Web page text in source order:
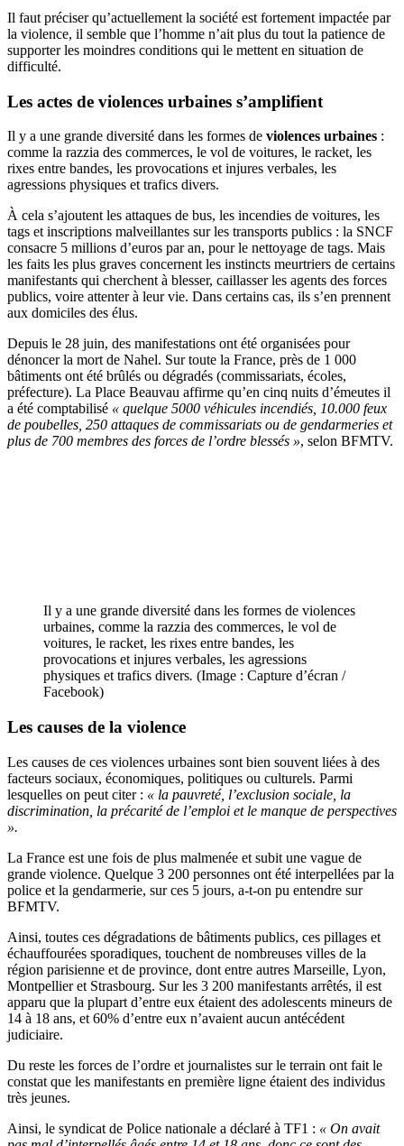
Il faut préciser qu’actuellement la société est fortement impactée par
la violence, il semble que l’homme n’ait plus du tout la patience de
supporter les moindres conditions qui le mettent en situation de
difficulté.
Les actes de violences urbaines s’amplifient
Il y a une grande diversité dans les formes de violences urbaines :
comme la razzia des commerces, le vol de voitures, le racket, les
rixes entre bandes, les provocations et injures verbales, les
agressions physiques et trafics divers.
À cela s’ajoutent les attaques de bus, les incendies de voitures, les
tags et inscriptions malveillantes sur les transports publics : la SNCF
consacre 5 millions d’euros par an, pour le nettoyage de tags. Mais
les faits les plus graves concernent les instincts meurtriers de certains
manifestants qui cherchent à blesser, caillasser les agents des forces
publics, voire attenter à leur vie. Dans certains cas, ils s’en prennent
aux domiciles des élus.
Depuis le 28 juin, des manifestations ont été organisées pour
dénoncer la mort de Nahel. Sur toute la France, près de 1 000
bâtiments ont été brûlés ou dégradés (commissariats, écoles,
préfecture). La Place Beauvau affirme qu’en cinq nuits d’émeutes il
a été comptabilisé « quelque 5000 véhicules incendiés, 10.000 feux
de poubelles, 250 attaques de commissariats ou de gendarmeries et
plus de 700 membres des forces de l’ordre blessés », selon BFMTV.
Il y a une grande diversité dans les formes de violences
urbaines, comme la razzia des commerces, le vol de
voitures, le racket, les rixes entre bandes, les
provocations et injures verbales, les agressions
physiques et trafics divers. (Image : Capture d’écran /
Facebook)
Les causes de la violence
Les causes de ces violences urbaines sont bien souvent liées à des
facteurs sociaux, économiques, politiques ou culturels. Parmi
lesquelles on peut citer : « la pauvreté, l’exclusion sociale, la
discrimination, la précarité de l’emploi et le manque de perspectives
».
La France est une fois de plus malmenée et subit une vague de
grande violence. Quelque 3 200 personnes ont été interpellées par la
police et la gendarmerie, sur ces 5 jours, a-t-on pu entendre sur
BFMTV.
Ainsi, toutes ces dégradations de bâtiments publics, ces pillages et
échauffourées sporadiques, touchent de nombreuses villes de la
région parisienne et de province, dont entre autres Marseille, Lyon,
Montpellier et Strasbourg. Sur les 3 200 manifestants arrêtés, il est
apparu que la plupart d’entre eux étaient des adolescents mineurs de
14 à 18 ans, et 60% d’entre eux n’avaient aucun antécédent
judiciaire.
Du reste les forces de l’ordre et journalistes sur le terrain ont fait le
constat que les manifestants en première ligne étaient des individus
très jeunes.
Ainsi, le syndicat de Police nationale a déclaré à TF1 : « On avait